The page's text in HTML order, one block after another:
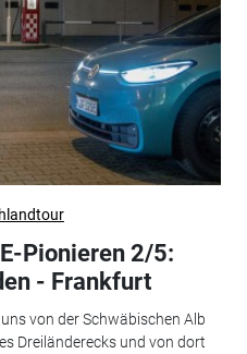
Pionieren 2/5:
- Frankfurt
von der Schwäbischen Alb
Dreiländerecks und von dort